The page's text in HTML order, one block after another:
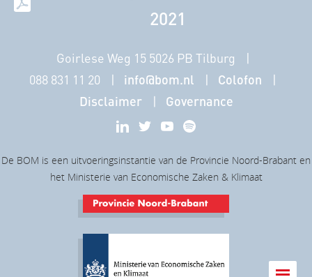
2021
Goirlese Weg 15 5026 PB Tilburg
088 831 11 20
info@bom.nl
Colofon
Disclaimer
Governance
De BOM is een uitvoeringsinstantie van de Provincie Noord-Brabant en
het Ministerie van Economische Zaken & Klimaat